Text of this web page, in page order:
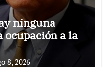
ninguna
a la
8, 2026